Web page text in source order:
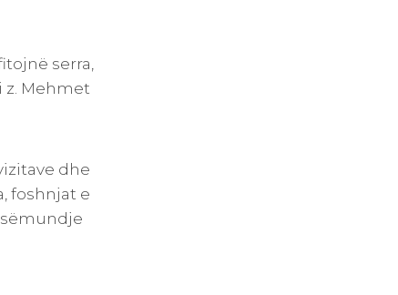
serra,
z. Mehmet
dhe
foshnjat e